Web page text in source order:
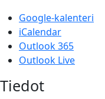
Google-kalenteri
iCalendar
Outlook 365
Outlook Live
Tiedot